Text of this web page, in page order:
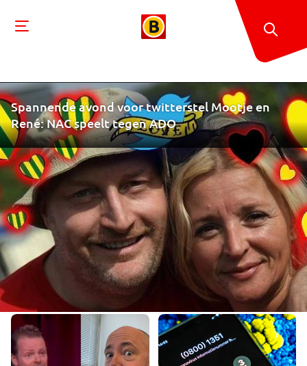
Spannende avond voor twitterstel Mootje en
René: NAC speelt tegen ADO